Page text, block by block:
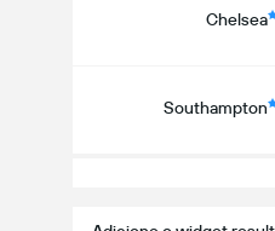
Chelsea
Southampton